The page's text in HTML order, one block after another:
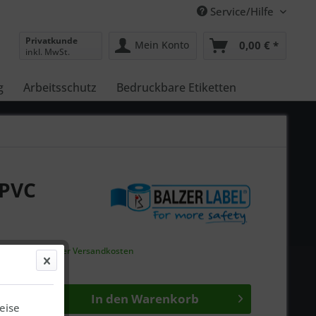
Service/Hilfe
Privatkunde
inkl. MwSt.
Mein Konto 0,00 € *
Arbeitsschutz Bedruckbare Etiketten
ausgewiesener Versandkosten
bei Ihnen*
In den Warenkorb